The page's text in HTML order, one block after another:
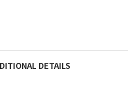
DETAILS